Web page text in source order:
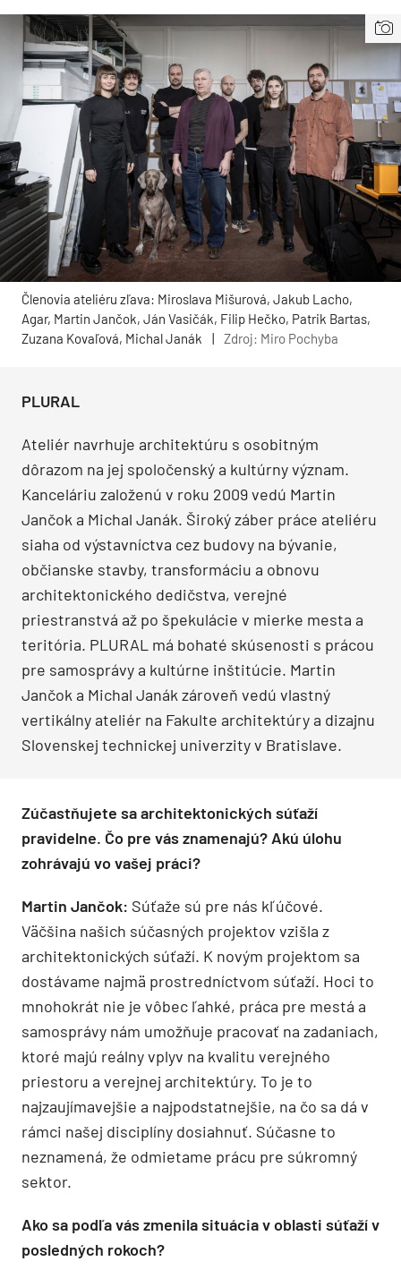
Členovia ateliéru zľava: Miroslava Mišurová, Jakub Lacho,
Agar, Martin Jančok, Ján Vasičák, Filip Hečko, Patrik Bartas,
Zuzana Kovaľová, Michal Janák
| Zdroj: Miro Pochyba
PLURAL
Ateliér navrhuje architektúru s osobitným
dôrazom na jej spoločenský a kultúrny význam.
Kanceláriu založenú v roku 2009 vedú Martin
Jančok a Michal Janák. Široký záber práce ateliéru
siaha od výstavníctva cez budovy na bývanie,
občianske stavby, transformáciu a obnovu
architektonického dedičstva, verejné
priestranstvá až po špekulácie v mierke mesta a
teritória. PLURAL má bohaté skúsenosti s prácou
pre samosprávy a kultúrne inštitúcie. Martin
Jančok a Michal Janák zároveň vedú vlastný
vertikálny ateliér na Fakulte architektúry a dizajnu
Slovenskej technickej univerzity v Bratislave.
Zúčastňujete sa architektonických súťaží
pravidelne. Čo pre vás znamenajú? Akú úlohu
zohrávajú vo vašej práci?
Martin Jančok: Súťaže sú pre nás kľúčové.
Väčšina našich súčasných projektov vzišla z
architektonických súťaží. K novým projektom sa
dostávame najmä prostredníctvom súťaží. Hoci to
mnohokrát nie je vôbec ľahké, práca pre mestá a
samosprávy nám umožňuje pracovať na zadaniach,
ktoré majú reálny vplyv na kvalitu verejného
priestoru a verejnej architektúry. To je to
najzaujímavejšie a najpodstatnejšie, na čo sa dá v
rámci našej disciplíny dosiahnuť. Súčasne to
neznamená, že odmietame prácu pre súkromný
sektor.
Ako sa podľa vás zmenila situácia v oblasti súťaží v
posledných rokoch?